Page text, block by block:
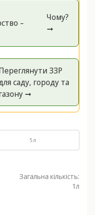
–
Чому?
➞
ЗЗР
саду, городу та
➞
5 л
Загальна кількість:
1л